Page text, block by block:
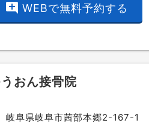
add_comment WEBで無料予約する
おん接骨院
岐阜県岐阜市茜部本郷2-167-1